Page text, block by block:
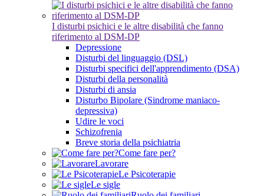
I disturbi psichici e le altre disabilità che fanno
riferimento al DSM-DP
Depressione
Disturbi del linguaggio (DSL)
Disturbi specifici dell'apprendimento (DSA)
Disturbi della personalità
Disturbi di ansia
Disturbo Bipolare (Sindrome maniaco-
depressiva)
Udire le voci
Schizofrenia
Breve storia della psichiatria
Come fare per?
Lavorare
Le Psicoterapie
Le sigle